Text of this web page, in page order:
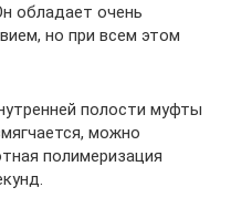
обладает очень
но при всем этом
полости муфты
можно
полимеризация